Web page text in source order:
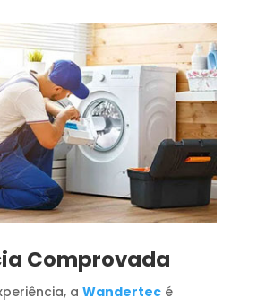
Comprovada
a Wandertecé